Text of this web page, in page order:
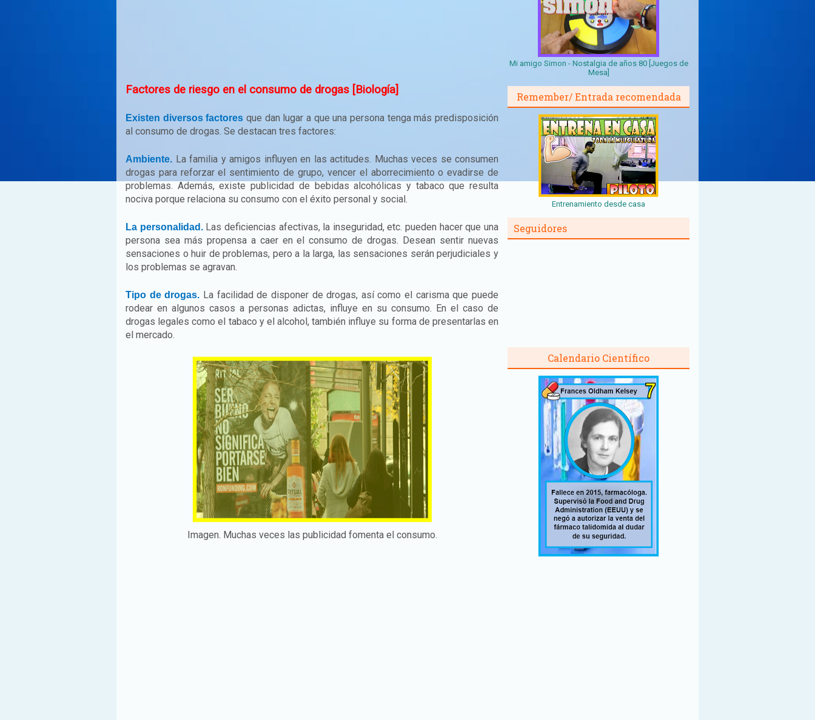
Factores de riesgo en el consumo de drogas [Biología]
Existen diversos factores que dan lugar a que una persona tenga más predisposición
al consumo de drogas. Se destacan tres factores:
Ambiente. La familia y amigos influyen en las actitudes. Muchas veces se consumen
drogas para reforzar el sentimiento de grupo, vencer el aborrecimiento o evadirse de
problemas. Además, existe publicidad de bebidas alcohólicas y tabaco que resulta
nociva porque relaciona su consumo con el éxito personal y social.
La personalidad.Las deficiencias afectivas, la inseguridad, etc. pueden hacer que una
persona sea más propensa a caer en el consumo de drogas. Desean sentir nuevas
sensaciones o huir de problemas, pero a la larga, las sensaciones serán perjudiciales y
los problemas se agravan.
Tipo de drogas. La facilidad de disponer de drogas, así como el carisma que puede
rodear en algunos casos a personas adictas, influye en su consumo. En el caso de
drogas legales como el tabaco y el alcohol, también influye su forma de presentarlas en
el mercado.
Imagen. Muchas veces las publicidad fomenta el consumo.
Mi amigo Simon - Nostalgia de años 80 [Juegos de
Mesa]
Remember/ Entrada recomendada
Entrenamiento desde casa
Seguidores
Calendario Científico